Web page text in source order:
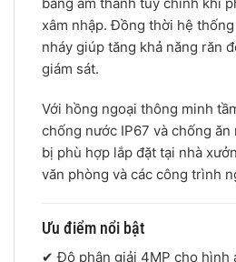
xâm nhập. Đồng thời hệ
nháy giúp tăng khả năng răn
giám sát.
Với hồng ngoại thông minh
chống nước IP67 và chống
bị phù hợp lắp đặt tại nhà
văn phòng và các công trình
Ưu điểm nổi bật
✔ Độ phân giải 4MP cho hình